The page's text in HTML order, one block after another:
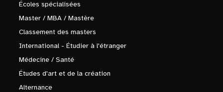
Écoles spécialisées
Master / MBA / Mastère
Classement des masters
International - Étudier à l'étranger
Médecine / Santé
Études d'art et de la création
Alternance